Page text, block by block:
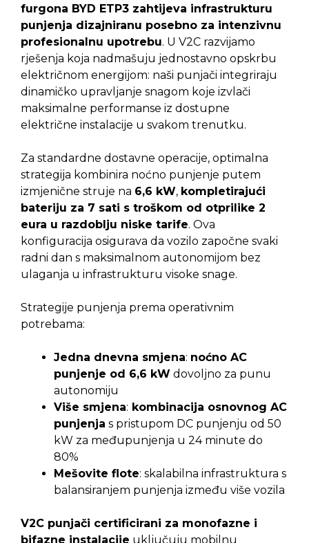
furgona BYD ETP3 zahtijeva infrastrukturu
punjenja dizajniranu posebno za intenzivnu
profesionalnu upotrebu. U V2C razvijamo
rješenja koja nadmašuju jednostavno opskrbu
električnom energijom: naši punjači integriraju
dinamičko upravljanje snagom koje izvlači
maksimalne performanse iz dostupne
električne instalacije u svakom trenutku.
Za standardne dostavne operacije, optimalna
strategija kombinira noćno punjenje putem
izmjenične struje na 6,6 kW, kompletirajući
bateriju za 7 sati s troškom od otprilike 2
eura u razdoblju niske tarife. Ova
konfiguracija osigurava da vozilo započne svaki
radni dan s maksimalnom autonomijom bez
ulaganja u infrastrukturu visoke snage.
Strategije punjenja prema operativnim
potrebama:
Jedna dnevna smjena: noćno AC
punjenje od 6,6 kW dovoljno za punu
autonomiju
Više smjena: kombinacija osnovnog AC
punjenja s pristupom DC punjenju od 50
kW za međupunjenja u 24 minute do
80%
Mešovite flote: skalabilna infrastruktura s
balansiranjem punjenja između više vozila
V2C punjači certificirani za monofazne i
bifazne instalacije uključuju mobilnu